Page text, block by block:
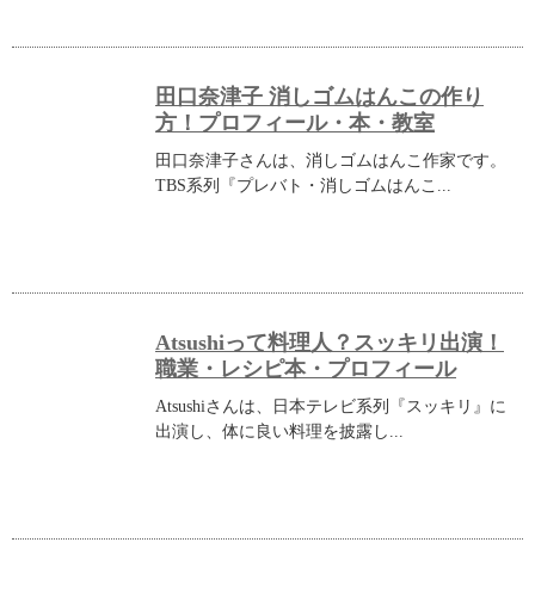
田口奈津子 消しゴムはんこの作り
方！プロフィール・本・教室
田口奈津子さんは、消しゴムはんこ作家です。
TBS系列『プレバト・消しゴムはんこ...
Atsushiって料理人？スッキリ出演！
職業・レシピ本・プロフィール
Atsushiさんは、日本テレビ系列『スッキリ』に
出演し、体に良い料理を披露し...